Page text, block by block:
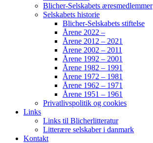
Blicher-Selskabets æresmedlemmer
Selskabets historie
Blicher-Selskabets stiftelse
Årene 2022 –
Årene 2012 – 2021
Årene 2002 – 2011
Årene 1992 – 2001
Årene 1982 – 1991
Årene 1972 – 1981
Årene 1962 – 1971
Årene 1951 – 1961
Privatlivspolitik og cookies
Links
Links til Blicherlitteratur
Litterære selskaber i danmark
Kontakt